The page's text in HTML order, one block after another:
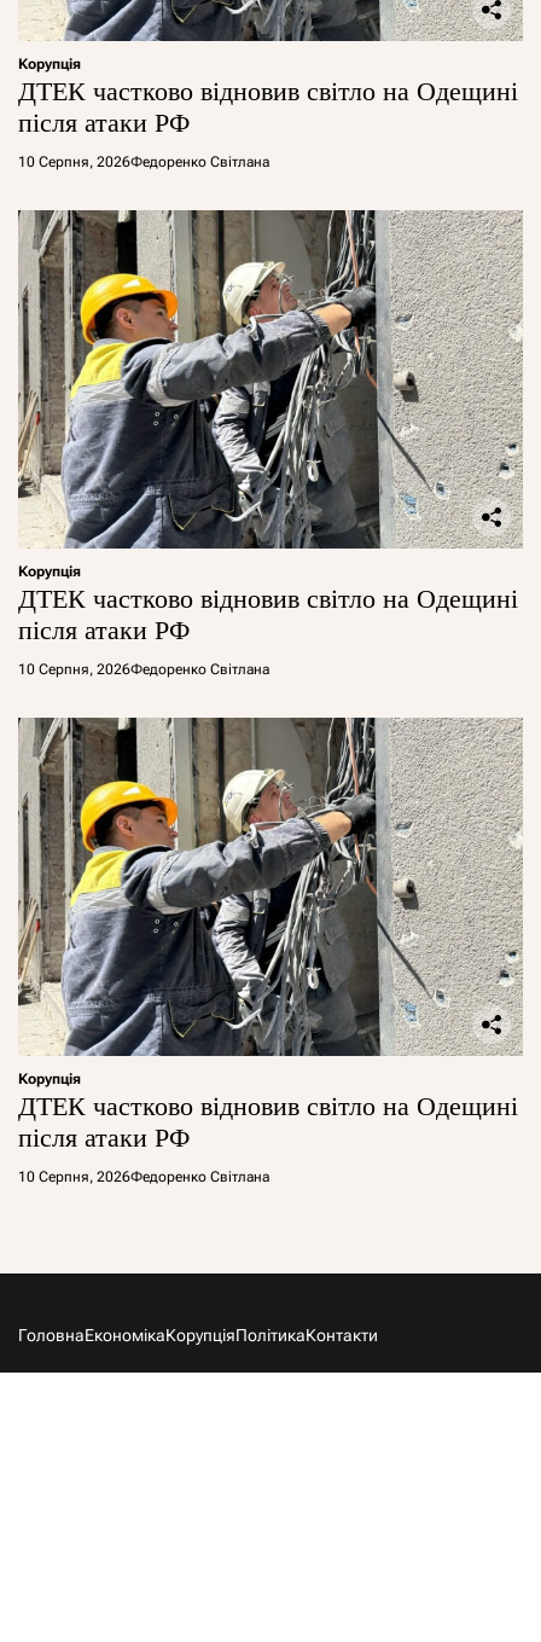
Корупція
ДТЕК частково відновив світло на Одещині
після атаки РФ
10 Серпня, 2026Федоренко Світлана
Корупція
ДТЕК частково відновив світло на Одещині
після атаки РФ
10 Серпня, 2026Федоренко Світлана
Корупція
ДТЕК частково відновив світло на Одещині
після атаки РФ
10 Серпня, 2026Федоренко Світлана
ГоловнаЕкономікаКорупціяПолітикаКонтакти